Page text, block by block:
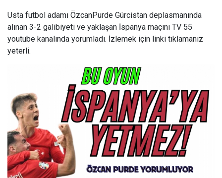
Usta futbol adamı ÖzcanPurde Gürcistan deplasmanında
alınan 3-2 galibiyeti ve yaklaşan İspanya maçını TV 55
youtube kanalında yorumladı. İzlemek için linki tıklamanız
yeterli.